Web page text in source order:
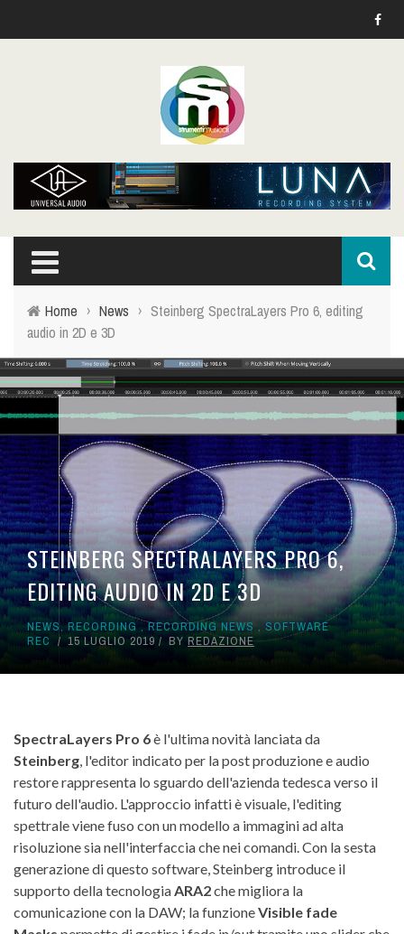
Home › News › Steinberg SpectraLayers Pro 6, editing
audio in 2D e 3D
STEINBERG SPECTRALAYERS PRO 6,
EDITING AUDIO IN 2D E 3D
NEWS,RECORDING ,RECORDING NEWS ,SOFTWARE
REC
15 LUGLIO 2019 BYREDAZIONE
SpectraLayers Pro 6è l'ultima novità lanciata da
Steinberg , l'editor indicato per la post produzione e audio
restore rappresenta lo sguardo dell'azienda tedesca verso il
futuro dell'audio. L'approccio infatti è visuale, l'editing
spettrale viene fuso con un modello a immagini ad alta
risoluzione sia nell'interfaccia che nei comandi. Con la sesta
generazione di questo software, Steinberg introduce il
supporto della tecnologia ARA2che migliora la
comunicazione con la DAW; la funzioneVisible fade